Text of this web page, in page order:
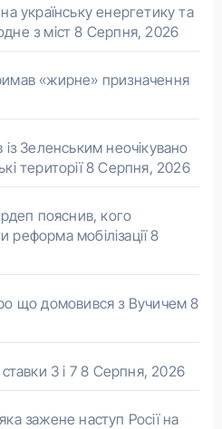
українську енергетику та
з міст 8 Серпня, 2026
«жирне» призначення
із Зеленським неочікувано
території 8 Серпня, 2026
пояснив, кого
мобілізації 8
що домовився з Вучичем 8
3 і 7 8 Серпня, 2026
зажене наступ Росії на